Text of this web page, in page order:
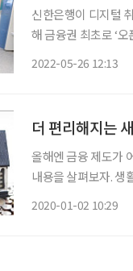
신한은행이 디지털
해 금융권 최초로 ‘오픈뱅킹 피해
2022-05-26 12:13
더 편리해지는
올해엔 금융 제도가
내용을 살펴보자. 생활에 쓸모 있는 정보다.
2020-01-02 10:29